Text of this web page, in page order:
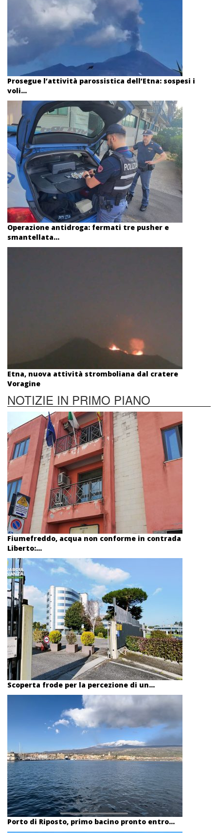
Prosegue l’attività parossistica dell’Etna: sospesi i
voli...
Operazione antidroga: fermati tre pusher e
smantellata...
Etna, nuova attività stromboliana dal cratere
Voragine
NOTIZIE IN PRIMO PIANO
Fiumefreddo, acqua non conforme in contrada
Liberto:...
Scoperta frode per la percezione di un...
Porto di Riposto, primo bacino pronto entro...